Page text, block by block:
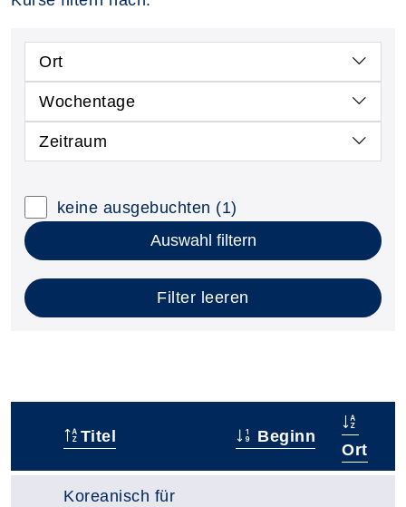
Ort
Wochentage
Zeitraum
keine ausgebuchten (1)
Auswahl filtern
Filter leeren
Titel Beginn
Ort
Koreanisch für